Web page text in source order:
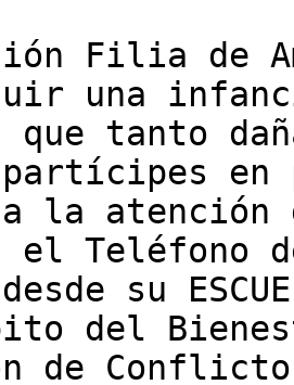
Filia de
una
que tanto
en
a la atención
el Teléfono
su
del
de